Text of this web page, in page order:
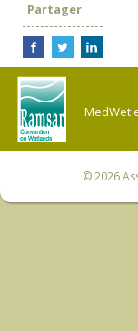
Partager
MedWet
© 2026